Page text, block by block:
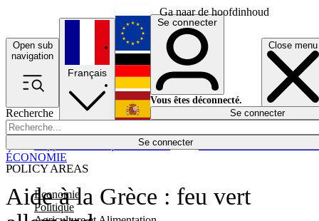
Ga naar de hoofdinhoud
Open sub
navigation
Close menu
Recherche
Se connecter
POLICY AREAS
Economie
Politique
Économie
Français
English
Deutsch
Español
Se connecter
Vous êtes déconnecté.
Se connecter
Aide à la Grèce : feu vert
ÉCONOMIE